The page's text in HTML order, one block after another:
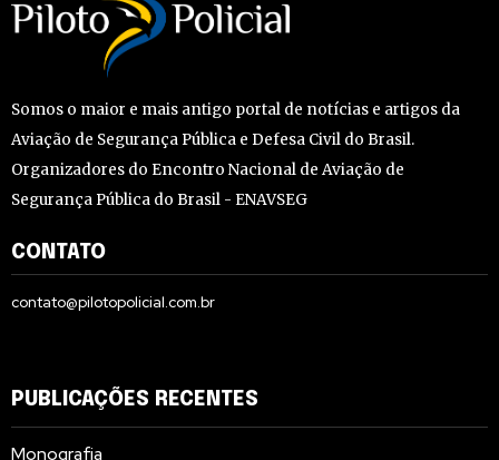
Somos o maior e mais antigo portal de notícias e artigos da
Aviação de Segurança Pública e Defesa Civil do Brasil.
Organizadores do Encontro Nacional de Aviação de
Segurança Pública do Brasil - ENAVSEG
CONTATO
contato@pilotopolicial.com.br
PUBLICAÇÕES RECENTES
Monografia